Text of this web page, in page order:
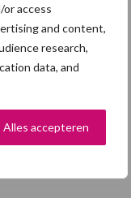
access
and content,
research,
data, and
Alles accepteren